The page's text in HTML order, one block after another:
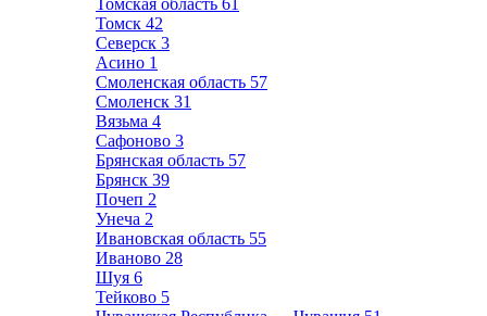
Томская область 61
Томск 42
Северск 3
Асино 1
Смоленская область 57
Смоленск 31
Вязьма 4
Сафоново 3
Брянская область 57
Брянск 39
Почеп 2
Унеча 2
Ивановская область 55
Иваново 28
Шуя 6
Тейково 5